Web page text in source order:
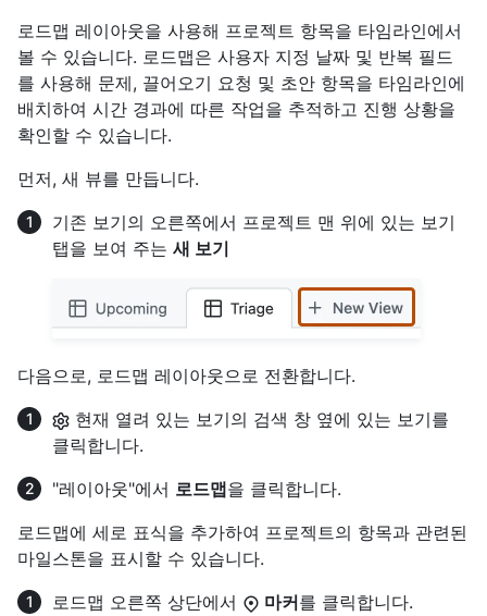
로드맵 레이아웃을 사용해 프로젝트 항목을 타임라인에서
볼 수 있습니다. 로드맵은 사용자 지정 날짜 및 반복 필드
를 사용해 문제, 끌어오기 요청 및 초안 항목을 타임라인에
배치하여 시간 경과에 따른 작업을 추적하고 진행 상황을
확인할 수 있습니다.
먼저, 새 뷰를 만듭니다.
기존 보기의 오른쪽에서 프로젝트 맨 위에 있는 보기
탭을 보여 주는 새 보기
다음으로, 로드맵 레이아웃으로 전환합니다.
현재 열려 있는 보기의 검색 창 옆에 있는 보기를
클릭합니다.
"레이아웃"에서 로드맵을 클릭합니다.
로드맵에 세로 표식을 추가하여 프로젝트의 항목과 관련된
마일스톤을 표시할 수 있습니다.
로드맵 오른쪽 상단에서
마커를 클릭합니다.